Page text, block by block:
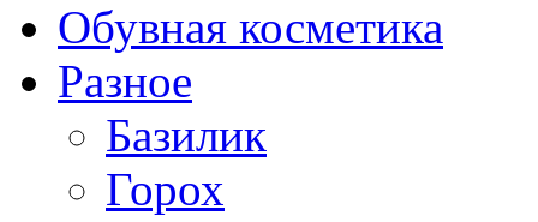
Обувная косметика
Разное
Базилик
Горох